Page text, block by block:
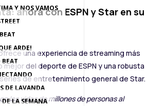
Y NOS VAMOS
ARDE!
BEAT
DE LAVANDA
DE LA SEMANA
ahora con ESPN y Star en su
una experiencia de streaming más
mejor del deporte de ESPN y una robusta
de entretenimiento general de Star.
las vidas de millones de personas al